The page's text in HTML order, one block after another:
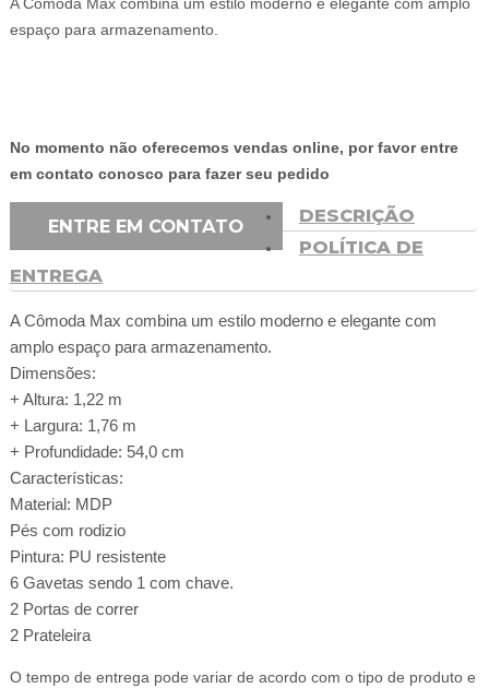
A Cômoda Max combina um estilo moderno e elegante com amplo
espaço para armazenamento.
No momento não oferecemos vendas online, por favor entre
em contato conosco para fazer seu pedido
ENTRE EM CONTATO
DESCRIÇÃO
POLÍTICA DE
ENTREGA
A Cômoda Max combina um estilo moderno e elegante com
amplo espaço para armazenamento.
Dimensões:
+ Altura: 1,22 m
+ Largura: 1,76 m
+ Profundidade: 54,0 cm
Características:
Material: MDP
Pés com rodizio
Pintura: PU resistente
6 Gavetas sendo 1 com chave.
2 Portas de correr
2 Prateleira
O tempo de entrega pode variar de acordo com o tipo de produto e